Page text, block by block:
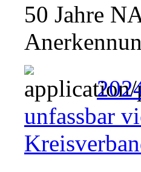
50 Jahre
unfassbar